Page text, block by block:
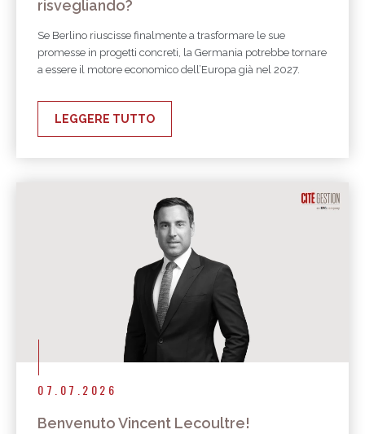
risvegliando?
Se Berlino riuscisse finalmente a trasformare le sue
promesse in progetti concreti, la Germania potrebbe tornare
a essere il motore economico dell’Europa già nel 2027.
LEGGERE TUTTO
07.07.2026
Benvenuto Vincent Lecoultre!